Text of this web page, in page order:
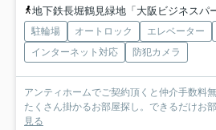
地下鉄長堀鶴見緑地「大阪ビジネスパ
駐輪場 オートロック エレベーター
インターネット対応
防犯カメラ
アンティホームでご契約頂くと仲介手数
たくさん掛かるお部屋探し。できるだけお
見る